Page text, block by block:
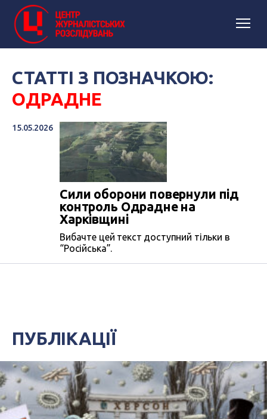
СТАТТІ З ПОЗНАЧКОЮ:
ОДРАДНЕ
15.05.2026
Сили оборони повернули під
контроль Одрадне на
Харківщині
Вибачте цей текст доступний тільки в
“Російська”.
ПУБЛІКАЦІЇ